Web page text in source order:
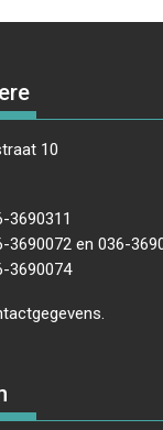
10
3690311
3690072 en 036-
3690074